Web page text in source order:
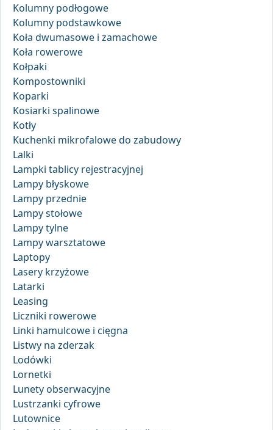
Kolumny podłogowe
Kolumny podstawkowe
Koła dwumasowe i zamachowe
Koła rowerowe
Kołpaki
Kompostowniki
Koparki
Kosiarki spalinowe
Kotły
Kuchenki mikrofalowe do zabudowy
Lalki
Lampki tablicy rejestracyjnej
Lampy błyskowe
Lampy przednie
Lampy stołowe
Lampy tylne
Lampy warsztatowe
Laptopy
Lasery krzyżowe
Latarki
Leasing
Liczniki rowerowe
Linki hamulcowe i cięgna
Listwy na zderzak
Lodówki
Lornetki
Lunety obserwacyjne
Lustrzanki cyfrowe
Lutownice